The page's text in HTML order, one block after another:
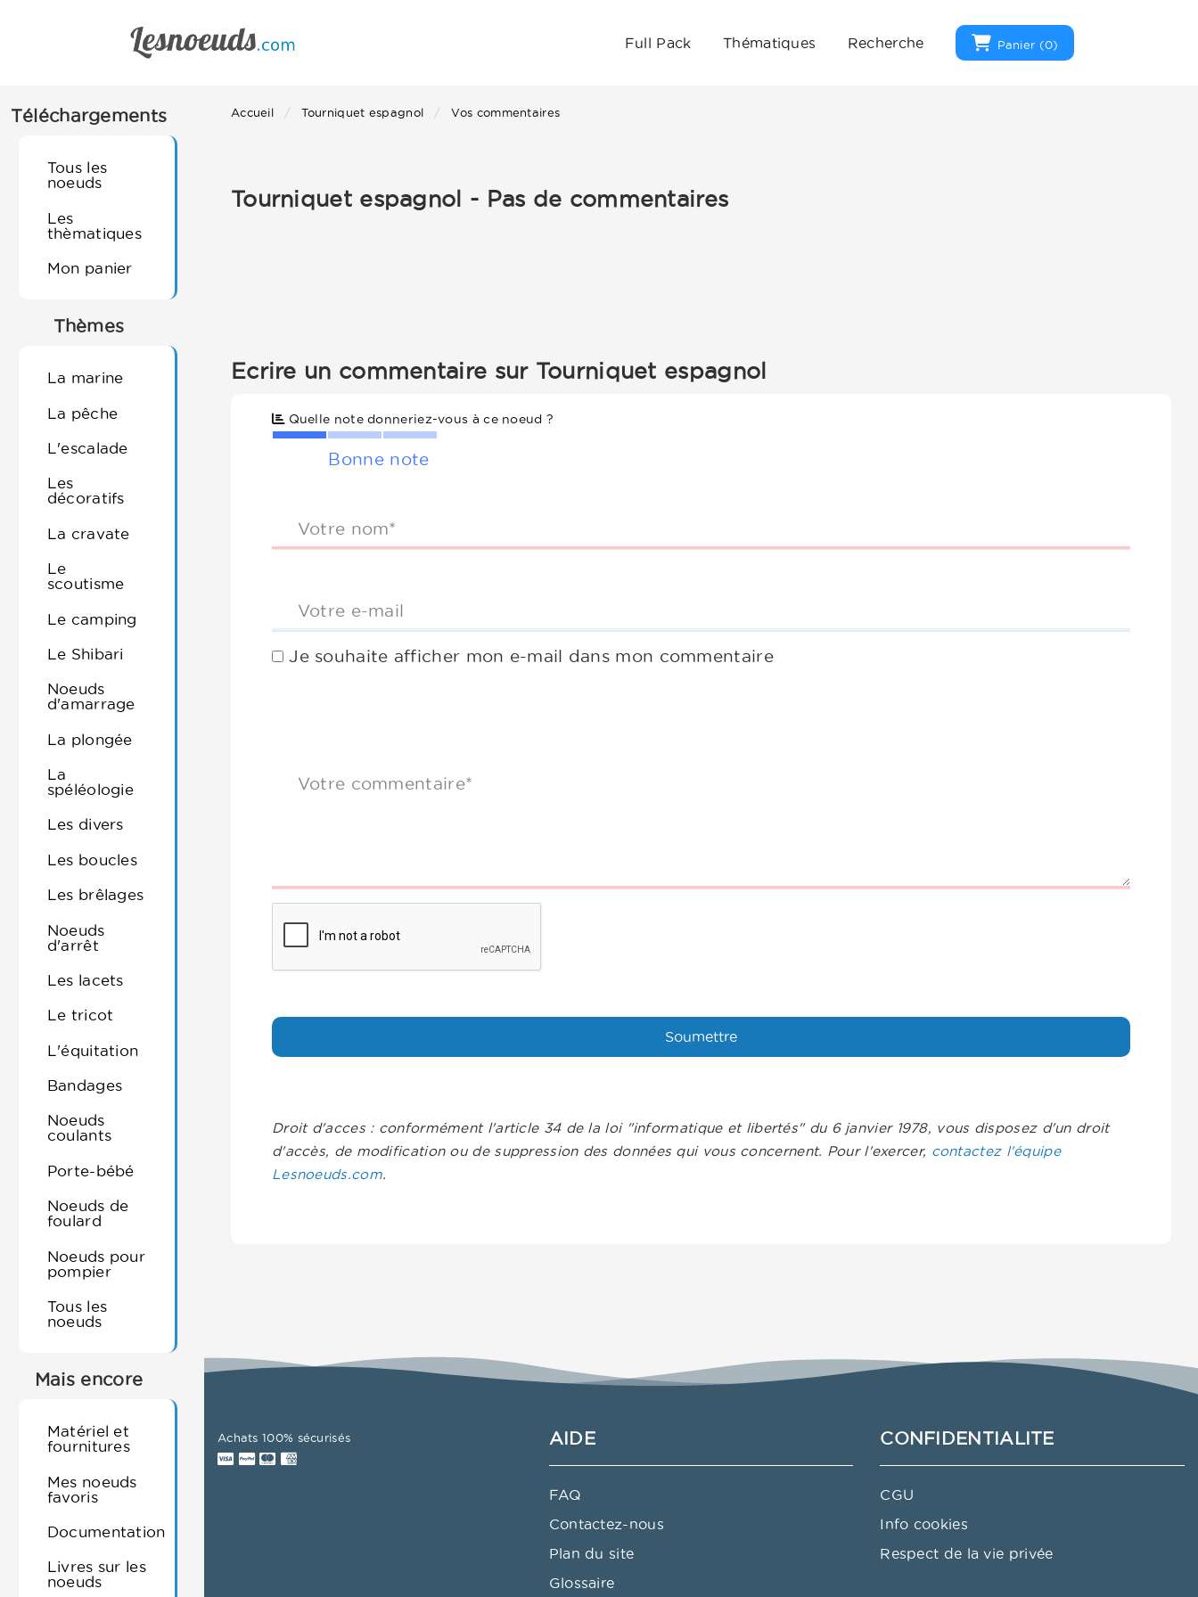
Full Pack Thématiques Recherche Panier (0)
Téléchargements
Tous les
noeuds
Les
thèmatiques
Mon panier
Thèmes
La marine
La pêche
L'escalade
Les
décoratifs
La cravate
Le
scoutisme
Le camping
Le Shibari
Noeuds
d'amarrage
La plongée
La
spéléologie
Les divers
Les boucles
Les brêlages
Noeuds
d'arrêt
Les lacets
Le tricot
L'équitation
Bandages
Noeuds
coulants
Porte-bébé
Noeuds de
foulard
Noeuds pour
pompier
Tous les
noeuds
Mais encore
Matériel et
fournitures
Mes noeuds
favoris
Documentation
Livres sur les
noeuds
Accueil Tourniquet espagnol Vos commentaires
Tourniquet espagnol - Pas de commentaires
Ecrire un commentaire sur Tourniquet espagnol
Quelle note donneriez-vous à ce noeud ?
Bonne note
Votre nom*
Votre e-mail
Je souhaite afficher mon e-mail dans mon commentaire
Votre commentaire*
Droit d'acces : conformément l'article 34 de la loi "informatique et libertés" du 6 janvier 1978, vous disposez d'un droit
d'accès, de modification ou de suppression des données qui vous concernent. Pour l'exercer, contactez l'équipe
Lesnoeuds.com.
Achats 100% sécurisés AIDE
FAQ
Contactez-nous
Plan du site
Glossaire
CONFIDENTIALITE
CGU
Info cookies
Respect de la vie privée